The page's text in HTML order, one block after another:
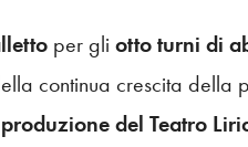
per gli otto turni di
continua crescita
del Teatro